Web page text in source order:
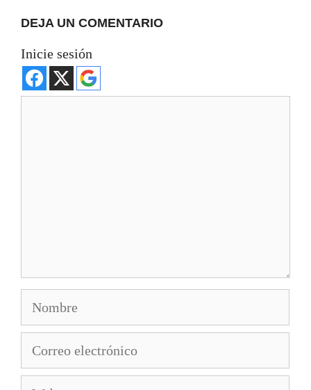
DEJA UN COMENTARIO
Inicie sesión
electrónico